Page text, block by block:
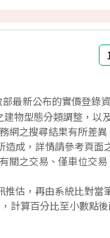
最新公布的實價登錄
物型態分類調整，
網之搜尋結果有所差異
成，詳情請參考頁
關之交易、僅車位交
估，再由系統比對
計算百分比至小數點